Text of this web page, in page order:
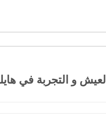
العيش و التجربة في